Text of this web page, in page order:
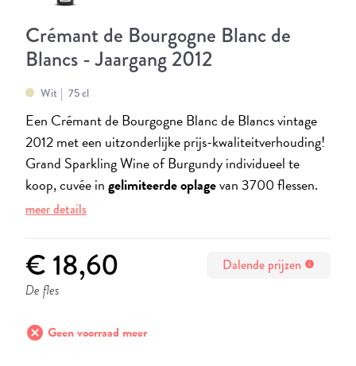
Crémant de Bourgogne Blanc de
Blancs - Jaargang 2012
Wit 75 cl
Een Crémant de Bourgogne Blanc de Blancs vintage
2012 met een uitzonderlijke prijs-kwaliteitverhouding!
Grand Sparkling Wine of Burgundy individueel te
koop, cuvée ingelimiteerde oplagevan 3700 flessen.
meer details
€ 18,60 Dalende prijzen info
De fles
cancel Geen voorraad meer